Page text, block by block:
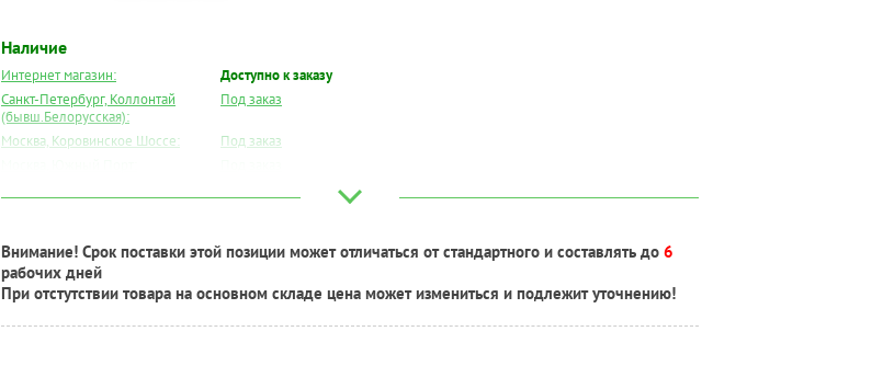
Наличие
Интернет магазин:
Доступно к заказу
Санкт-Петербург, Коллонтай
(бывш.Белорусская):
Под заказ
Москва, Коровинское Шоссе:
Под заказ
Самара:
Под заказ
Тверь:
Внимание! Срок поставки этой позиции может отличаться от стандартного и составлять до 6
рабочих дней
При отстутствии товара на основном складе цена может измениться и подлежит уточнению!